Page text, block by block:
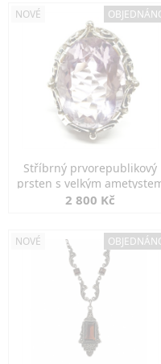
NOVÉ
Stříbrný prvorepublikový
prsten s velkým
2 800 Kč
NOVÉ